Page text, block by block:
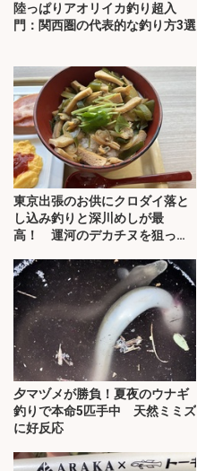
陸っぱりアオリイカ釣り超入
門：関西圏の代表的な釣り方3選
東京出張のお供にクロダイ落と
し込み釣りと深川めしが最
高！ 運河のデカチヌを狙って
夕マヅメが勝負！夏夜のウナギ
釣りで本命5匹手中 天然ミミズ
に好反応